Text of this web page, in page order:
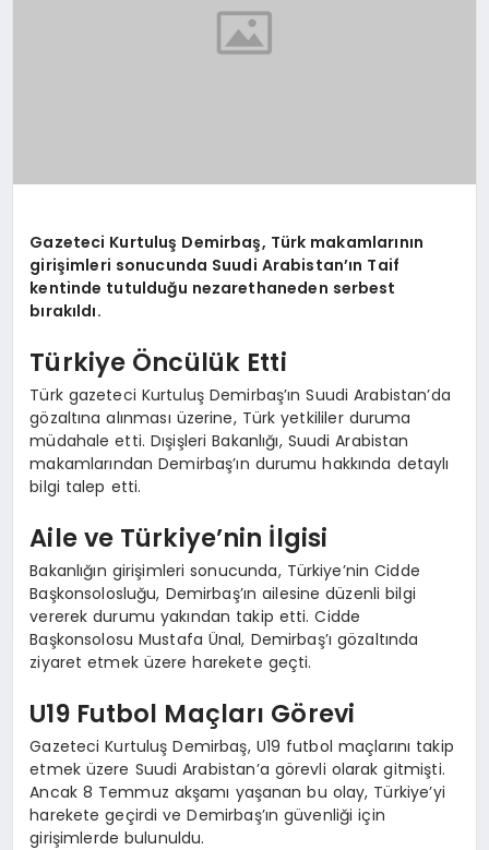
Gazeteci Kurtuluş Demirbaş, Türk makamlarının
girişimleri sonucunda Suudi Arabistan’ın Taif
kentinde tutulduğu nezarethaneden serbest
bırakıldı.
Türkiye Öncülük Etti
Türk gazeteci Kurtuluş Demirbaş’ın Suudi Arabistan’da
gözaltına alınması üzerine, Türk yetkililer duruma
müdahale etti. Dışişleri Bakanlığı, Suudi Arabistan
makamlarından Demirbaş’ın durumu hakkında detaylı
bilgi talep etti.
Aile ve Türkiye’nin İlgisi
Bakanlığın girişimleri sonucunda, Türkiye’nin Cidde
Başkonsolosluğu, Demirbaş’ın ailesine düzenli bilgi
vererek durumu yakından takip etti. Cidde
Başkonsolosu Mustafa Ünal, Demirbaş’ı gözaltında
ziyaret etmek üzere harekete geçti.
U19 Futbol Maçları Görevi
Gazeteci Kurtuluş Demirbaş, U19 futbol maçlarını takip
etmek üzere Suudi Arabistan’a görevli olarak gitmişti.
Ancak 8 Temmuz akşamı yaşanan bu olay, Türkiye’yi
harekete geçirdi ve Demirbaş’ın güvenliği için
girişimlerde bulunuldu.